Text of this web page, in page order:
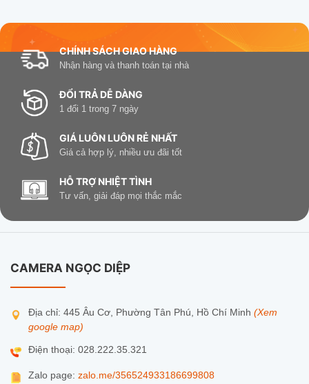
CHÍNH SÁCH GIAO HÀNG
Nhận hàng và thanh toán tại nhà
ĐỔI TRẢ DỄ DÀNG
1 đổi 1 trong 7 ngày
GIÁ LUÔN LUÔN RẺ NHẤT
Giá cả hợp lý, nhiều ưu đãi tốt
HỖ TRỢ NHIỆT TÌNH
Tư vấn, giải đáp mọi thắc mắc
CAMERA NGỌC DIỆP
Địa chỉ: 445 Âu Cơ, Phường Tân Phú, Hồ Chí Minh (Xem
google map)
Điện thoại: 028.222.35.321
Zalo page: zalo.me/356524933186699808